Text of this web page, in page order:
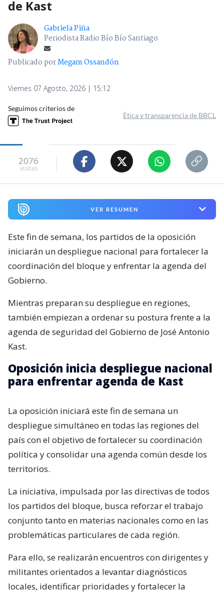
de Kast
Gabriela Piña
Periodista Radio Bío Bío Santiago
Publicado porMegam Ossandón
Viernes 07 Agosto, 2026 | 15:12
Seguimos criterios de
Ética y transparencia de BBCL
2076
visitas
VER RESUMEN
Este fin de semana, los partidos de la oposición
iniciarán un despliegue nacional para fortalecer la
coordinación del bloque y enfrentar la agenda del
Gobierno.
Mientras preparan su despliegue en regiones,
también empiezan a ordenar su postura frente a la
agenda de seguridad del Gobierno de José Antonio
Kast.
Oposición inicia despliegue nacional
para enfrentar agenda de Kast
La oposición iniciará este fin de semana un
despliegue simultáneo en todas las regiones del
país con el objetivo de fortalecer su coordinación
política y consolidar una agenda común desde los
territorios.
La iniciativa, impulsada por las directivas de todos
los partidos del bloque, busca reforzar el trabajo
conjunto tanto en materias nacionales como en las
problemáticas particulares de cada región.
Para ello, se realizarán encuentros con dirigentes y
militantes orientados a levantar diagnósticos
locales, identificar prioridades y fortalecer la